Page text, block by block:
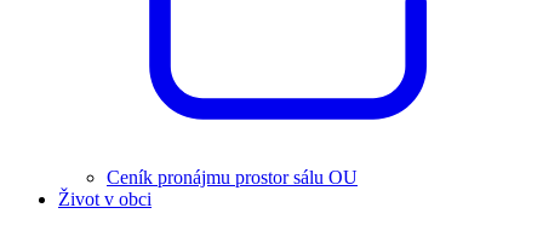
Ceník pronájmu prostor sálu OU
Život v obci